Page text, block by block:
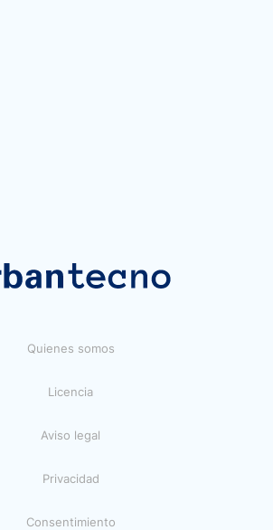
Quienes somos
Licencia
Aviso legal
Privacidad
Consentimiento